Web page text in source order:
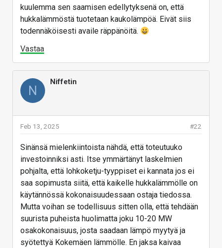
kuulemma sen saamisen edellytyksenä on, että
hukkalämmöstä tuotetaan kaukolämpöä. Eivät siis
todennäköisesti availe räppänöitä.
Vastaa
N
Niffetin
#22
Feb 13, 2025
Sinänsä mielenkiintoista nähdä, että toteutuuko
investoinniksi asti. Itse ymmärtänyt laskelmien
pohjalta, että lohkoketju-tyyppiset ei kannata jos ei
saa sopimusta siitä, että kaikelle hukkalämmölle on
käytännössä kokonaisuudessaan ostaja tiedossa.
Mutta voihan se todellisuus sitten olla, että tehdään
suurista puheista huolimatta joku 10-20 MW
osakokonaisuus, josta saadaan lämpö myytyä ja
syötettyä Kokemäen lämmölle. En jaksa kaivaa